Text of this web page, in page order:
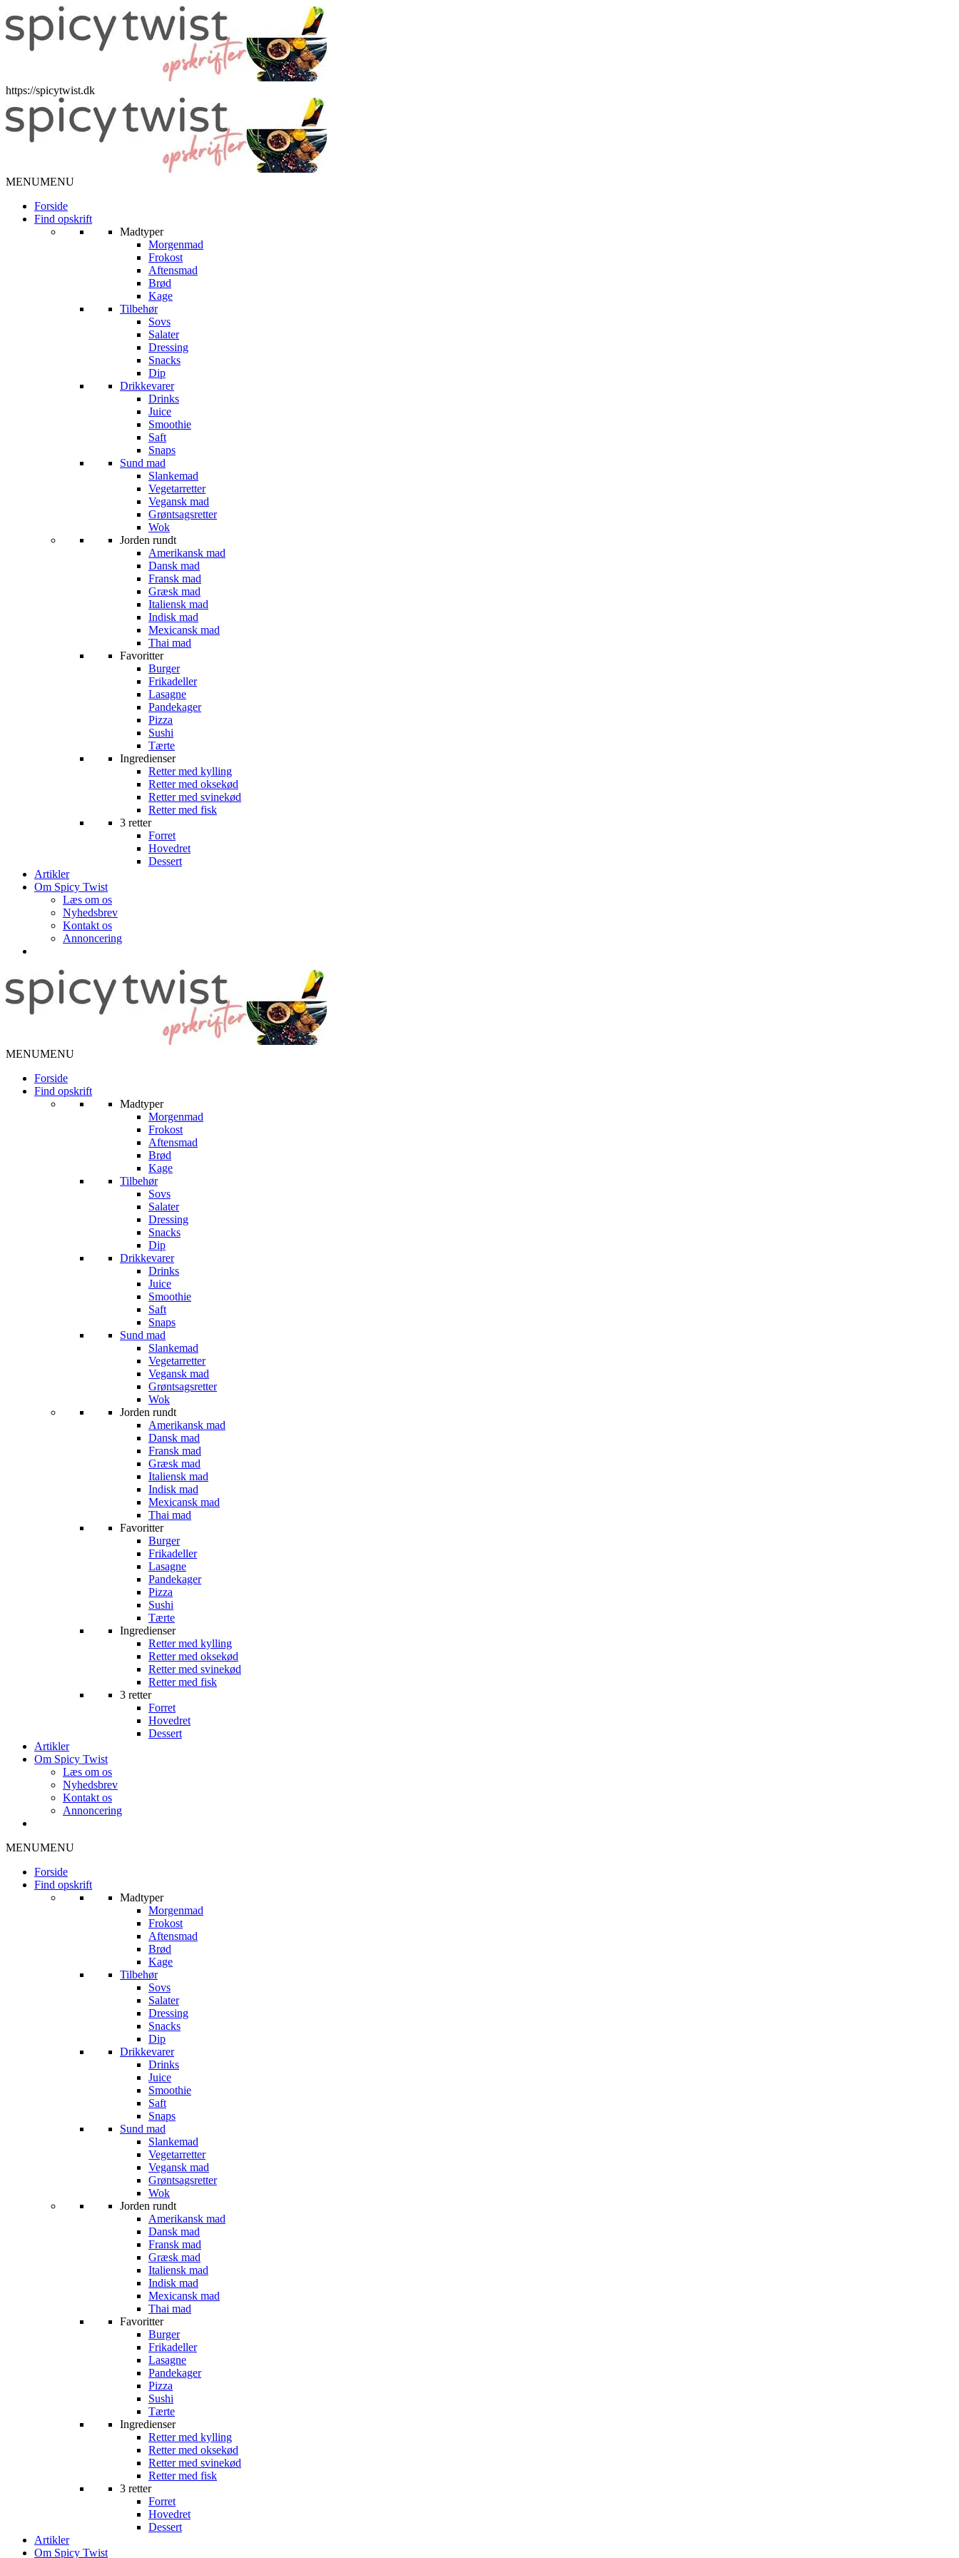
https://spicytwist.dk
MENUMENU
Forside
Find opskrift
Madtyper
Morgenmad
Frokost
Aftensmad
Brød
Kage
Tilbehør
Sovs
Salater
Dressing
Snacks
Dip
Drikkevarer
Drinks
Juice
Smoothie
Saft
Snaps
Sund mad
Slankemad
Vegetarretter
Vegansk mad
Grøntsagsretter
Wok
Jorden rundt
Amerikansk mad
Dansk mad
Fransk mad
Græsk mad
Italiensk mad
Indisk mad
Mexicansk mad
Thai mad
Favoritter
Burger
Frikadeller
Lasagne
Pandekager
Pizza
Sushi
Tærte
Ingredienser
Retter med kylling
Retter med oksekød
Retter med svinekød
Retter med fisk
3 retter
Forret
Hovedret
Dessert
Artikler
Om Spicy Twist
Læs om os
Nyhedsbrev
Kontakt os
Annoncering
MENUMENU
Forside
Find opskrift
Madtyper
Morgenmad
Frokost
Aftensmad
Brød
Kage
Tilbehør
Sovs
Salater
Dressing
Snacks
Dip
Drikkevarer
Drinks
Juice
Smoothie
Saft
Snaps
Sund mad
Slankemad
Vegetarretter
Vegansk mad
Grøntsagsretter
Wok
Jorden rundt
Amerikansk mad
Dansk mad
Fransk mad
Græsk mad
Italiensk mad
Indisk mad
Mexicansk mad
Thai mad
Favoritter
Burger
Frikadeller
Lasagne
Pandekager
Pizza
Sushi
Tærte
Ingredienser
Retter med kylling
Retter med oksekød
Retter med svinekød
Retter med fisk
3 retter
Forret
Hovedret
Dessert
Artikler
Om Spicy Twist
Læs om os
Nyhedsbrev
Kontakt os
Annoncering
MENUMENU
Forside
Find opskrift
Madtyper
Morgenmad
Frokost
Aftensmad
Brød
Kage
Tilbehør
Sovs
Salater
Dressing
Snacks
Dip
Drikkevarer
Drinks
Juice
Smoothie
Saft
Snaps
Sund mad
Slankemad
Vegetarretter
Vegansk mad
Grøntsagsretter
Wok
Jorden rundt
Amerikansk mad
Dansk mad
Fransk mad
Græsk mad
Italiensk mad
Indisk mad
Mexicansk mad
Thai mad
Favoritter
Burger
Frikadeller
Lasagne
Pandekager
Pizza
Sushi
Tærte
Ingredienser
Retter med kylling
Retter med oksekød
Retter med svinekød
Retter med fisk
3 retter
Forret
Hovedret
Dessert
Artikler
Om Spicy Twist